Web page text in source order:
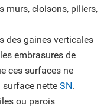
murs, cloisons, piliers,
des gaines verticales
embrasures de
ces surfaces ne
surface nette SN.
ou parois